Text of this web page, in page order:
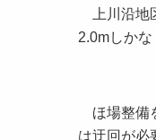
上川沿地
2.0mしか
ほ場整備
は迂回が必